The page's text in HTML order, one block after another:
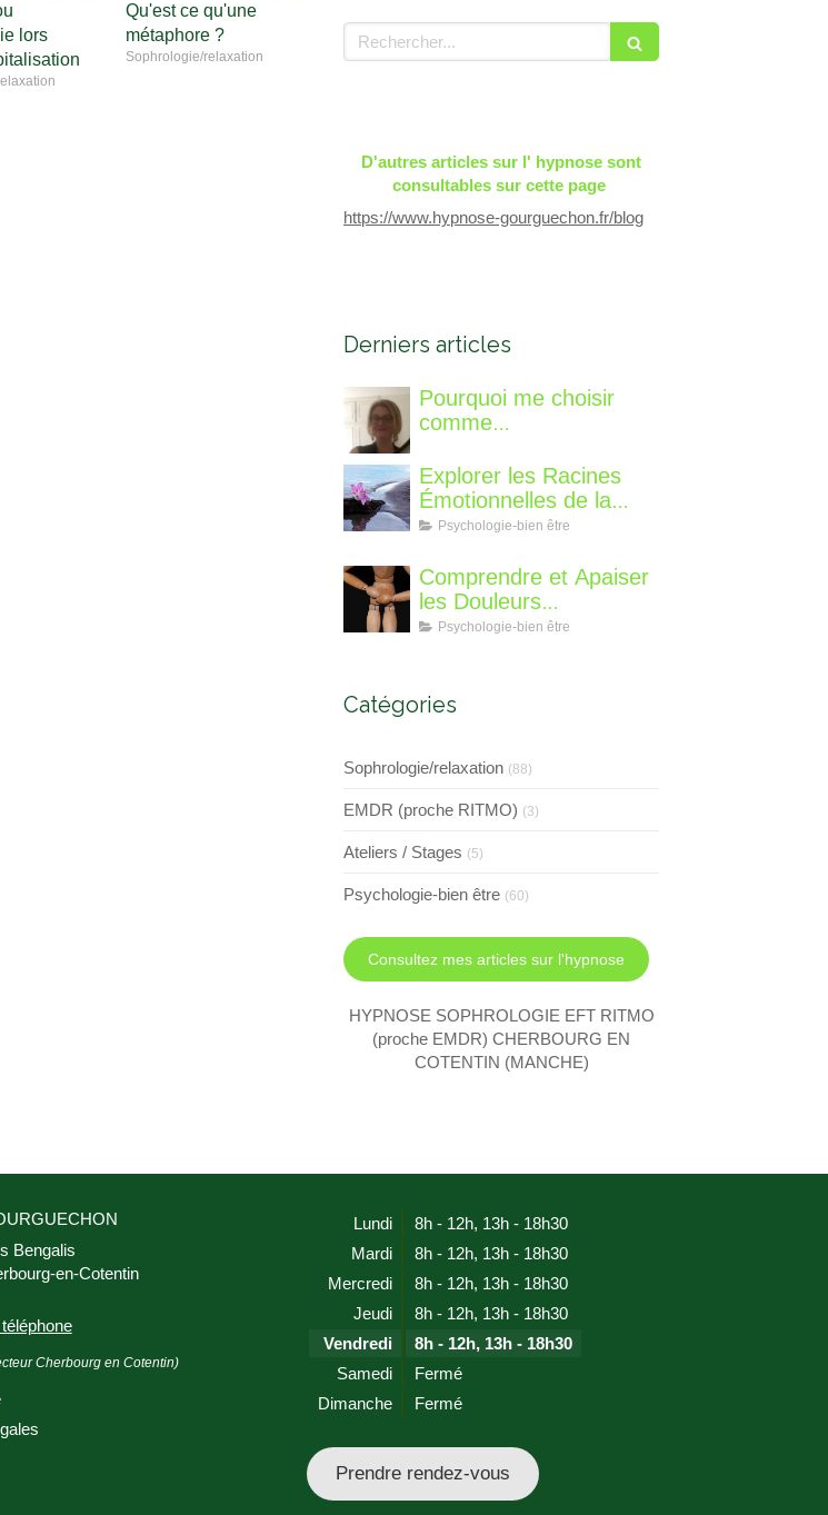
lors
Qu'est ce qu'une
métaphore ?
Sophrologie/relaxation
Rechercher
D'autres articles sur l' hypnose sont
consultables sur cette page
https://www.hypnose-gourguechon.fr/blog
Derniers articles
Pourquoi me choisir
comme
suis-je, qu'est ce que je
vous propose de
différent?
Explorer les Racines
Émotionnelles de la
Perte de Poids : Un
Psychologie-bien être
Comprendre et Apaiser
les Douleurs
Neuroplastiques : Une
l'EFT
Psychologie-bien être
Catégories
Sophrologie/relaxation (88)
EMDR (proche RITMO) (3)
Ateliers / Stages (5)
Psychologie-bien être (60)
Consultez mes articles sur l'hypnose
HYPNOSE SOPHROLOGIE EFT RITMO
(proche EMDR) CHERBOURG EN
COTENTIN (MANCHE)
Bengalis
en-Cotentin
Cherbourg en Cotentin)
Lundi 8h - 12h, 13h - 18h30
Mardi
8h - 12h, 13h - 18h30
Mercredi
8h - 12h, 13h - 18h30
Jeudi
8h - 12h, 13h - 18h30
Vendredi
8h - 12h, 13h - 18h30
Samedi
Fermé
Dimanche
Fermé
Prendre rendez-vous